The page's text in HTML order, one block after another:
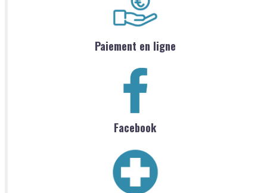
Paiement en ligne
Facebook